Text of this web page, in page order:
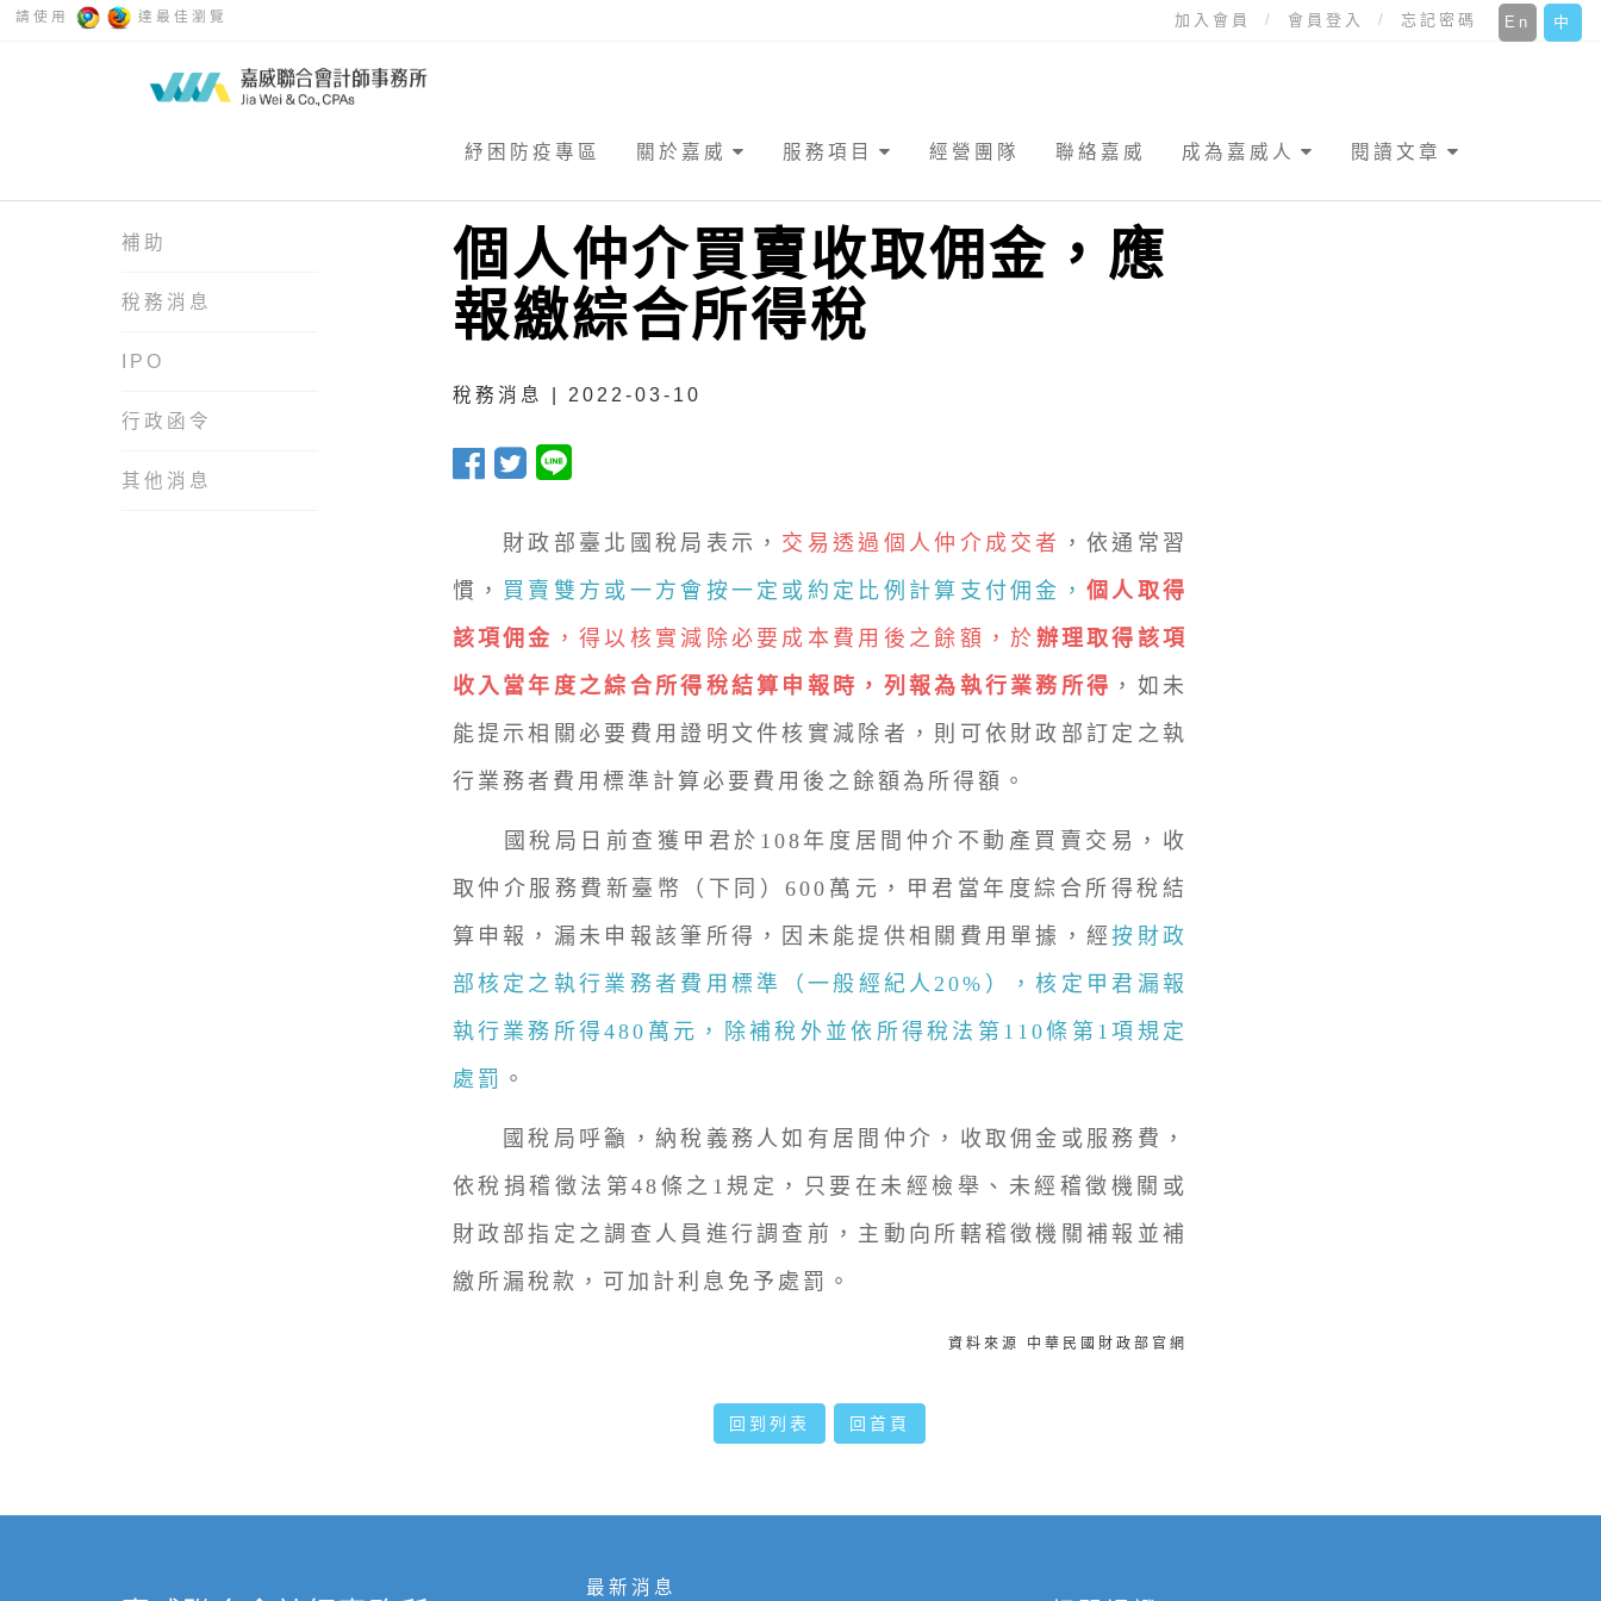
請使用 達最佳瀏覽 中
En
加入會員 會員登入 忘記密碼
紓困防疫專區 關於嘉威 服務項目 經營團隊 聯絡嘉威 成為嘉威人 閱讀文章
補助
稅務消息
IPO
行政函令
其他消息
個人仲介買賣收取佣金，應
報繳綜合所得稅
稅務消息 | 2022-03-10
財政部臺北國稅局表示， 交易透過個人仲介成交者 ，依通常習
慣， 買賣雙方或一方會按一定或約定比例計算支付佣金，個人取得
該項佣金 ，得以核實減除必要成本費用後之餘額，於 辦理取得該項
收入當年度之綜合所得稅結算申報時，列報為執行業務所得 ，如未
能提示相關必要費用證明文件核實減除者，則可依財政部訂定之執
行業務者費用標準計算必要費用後之餘額為所得額。
國稅局日前查獲甲君於108年度居間仲介不動產買賣交易，收
取仲介服務費新臺幣（下同）600萬元，甲君當年度綜合所得稅結
算申報，漏未申報該筆所得，因未能提供相關費用單據，經按財政
部核定之執行業務者費用標準（一般經紀人20%），核定甲君漏報
執行業務所得480萬元，除補稅外並依所得稅法第110條第1項規定
處罰 。
國稅局呼籲，納稅義務人如有居間仲介，收取佣金或服務費，
依稅捐稽徵法第48條之1規定，只要在未經檢舉、未經稽徵機關或
財政部指定之調查人員進行調查前，主動向所轄稽徵機關補報並補
繳所漏稅款，可加計利息免予處罰。
資料來源 中華民國財政部官網
回到列表 回首頁
最新消息